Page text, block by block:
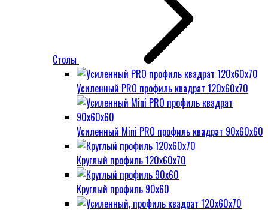
Столы
Усиленный PRO профиль квадрат 120х60х70
Усиленный Mini PRO профиль квадрат 90х60х60
Круглый профиль 120х60х70
Круглый профиль 90х60